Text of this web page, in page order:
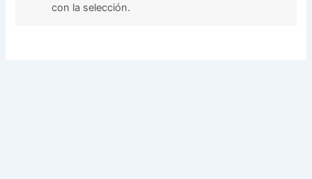
con la selección.